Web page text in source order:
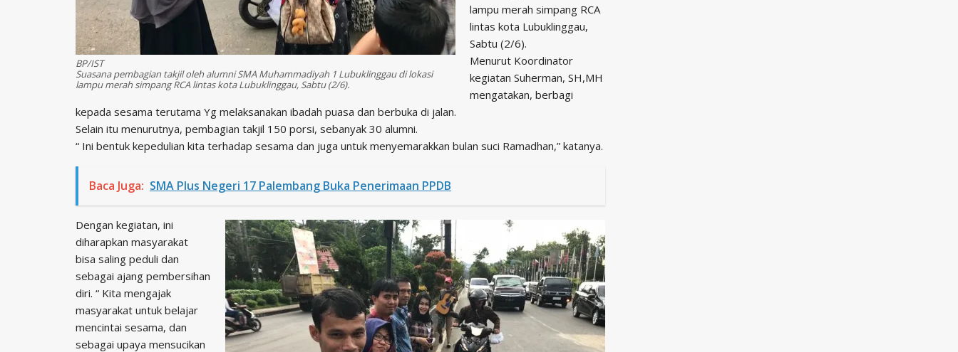
BP/IST
Suasana pembagian takjil oleh alumni SMA Muhammadiyah 1 Lubuklinggau di lokasi
lampu merah simpang RCA lintas kota Lubuklinggau, Sabtu (2/6).
lampu merah simpang RCA
lintas kota Lubuklinggau,
Sabtu (2/6).
Menurut Koordinator
kegiatan Suherman, SH,MH
mengatakan, berbagi
kepada sesama terutama Yg melaksanakan ibadah puasa dan berbuka di jalan.
Selain itu menurutnya, pembagian takjil 150 porsi, sebanyak 30 alumni.
“ Ini bentuk kepedulian kita terhadap sesama dan juga untuk menyemarakkan bulan suci Ramadhan,” katanya.
Baca Juga: SMA Plus Negeri 17 Palembang Buka Penerimaan PPDB
Dengan kegiatan, ini
diharapkan masyarakat
bisa saling peduli dan
sebagai ajang pembersihan
diri. “ Kita mengajak
masyarakat untuk belajar
mencintai sesama, dan
sebagai upaya mensucikan